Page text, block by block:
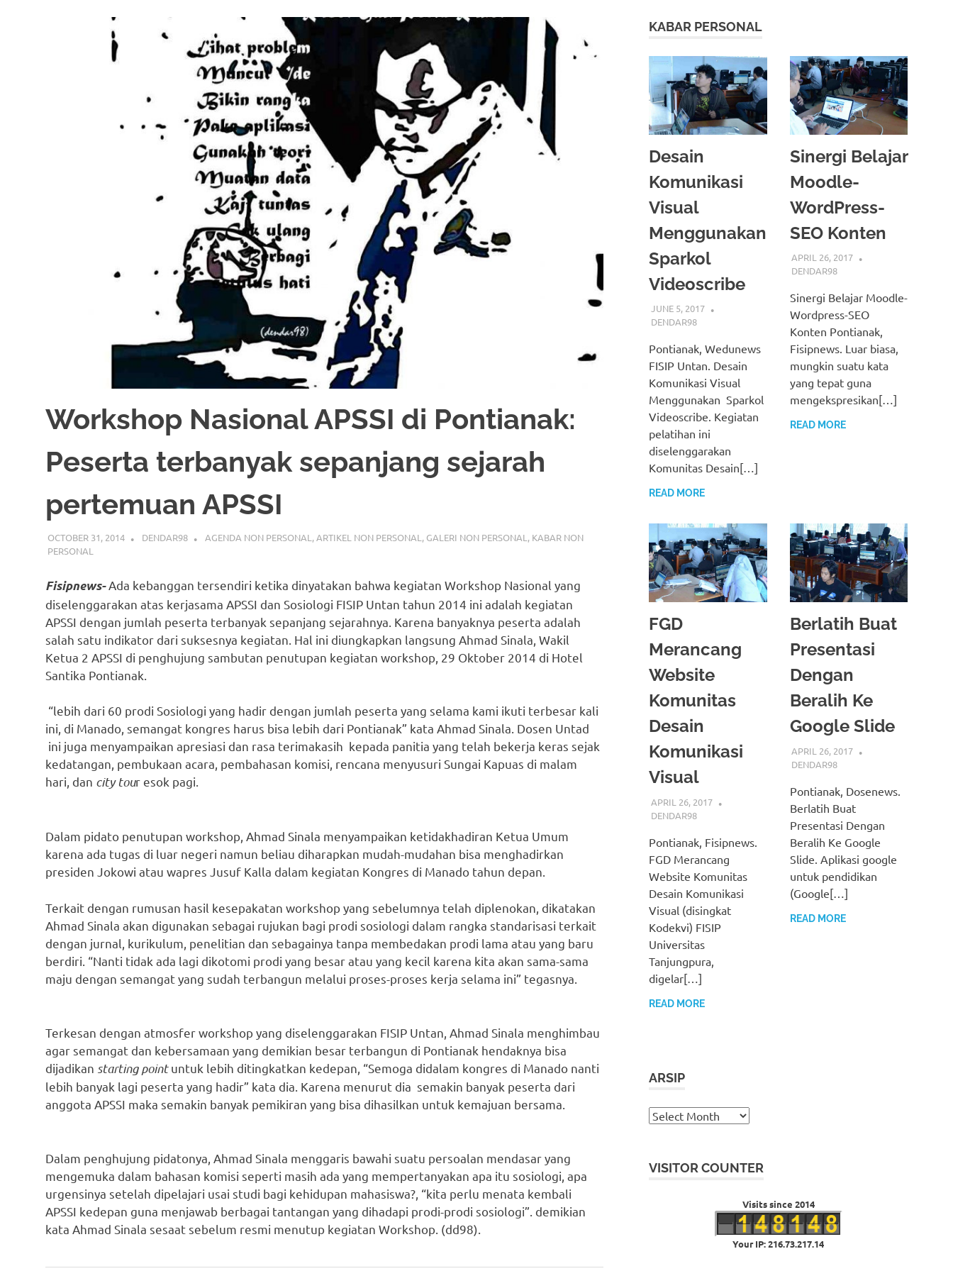
Workshop Nasional APSSI di Pontianak:
Peserta terbanyak sepanjang sejarah
pertemuan APSSI
OCTOBER 31, 2014 DENDAR98 AGENDA NON PERSONAL ,ARTIKEL NON PERSONAL , GALERI NON PERSONAL , KABAR NON
PERSONAL
Fisipnews-Ada kebanggan tersendiri ketika dinyatakan bahwa kegiatan Workshop Nasional yang
diselenggarakan atas kerjasama APSSI dan Sosiologi FISIP Untan tahun 2014 ini adalah kegiatan
APSSI dengan jumlah peserta terbanyak sepanjang sejarahnya. Karena banyaknya peserta adalah
salah satu indikator dari suksesnya kegiatan. Hal ini diungkapkan langsung Ahmad Sinala, Wakil
Ketua 2 APSSI di penghujung sambutan penutupan kegiatan workshop, 29 Oktober 2014 di Hotel
Santika Pontianak.
“lebih dari 60 prodi Sosiologi yang hadir dengan jumlah peserta yang selama kami ikuti terbesar kali
ini, di Manado, semangat kongres harus bisa lebih dari Pontianak” kata Ahmad Sinala. Dosen Untad
ini juga menyampaikan apresiasi dan rasa terimakasih kepada panitia yang telah bekerja keras sejak
kedatangan, pembukaan acara, pembahasan komisi, rencana menyusuri Sungai Kapuas di malam
hari, dan city tour esok pagi.
Dalam pidato penutupan workshop, Ahmad Sinala menyampaikan ketidakhadiran Ketua Umum
karena ada tugas di luar negeri namun beliau diharapkan mudah-mudahan bisa menghadirkan
presiden Jokowi atau wapres Jusuf Kalla dalam kegiatan Kongres di Manado tahun depan.
Terkait dengan rumusan hasil kesepakatan workshop yang sebelumnya telah diplenokan, dikatakan
Ahmad Sinala akan digunakan sebagai rujukan bagi prodi sosiologi dalam rangka standarisasi terkait
dengan jurnal, kurikulum, penelitian dan sebagainya tanpa membedakan prodi lama atau yang baru
berdiri. “Nanti tidak ada lagi dikotomi prodi yang besar atau yang kecil karena kita akan sama-sama
maju dengan semangat yang sudah terbangun melalui proses-proses kerja selama ini” tegasnya.
Terkesan dengan atmosfer workshop yang diselenggarakan FISIP Untan, Ahmad Sinala menghimbau
agar semangat dan kebersamaan yang demikian besar terbangun di Pontianak hendaknya bisa
dijadikan starting pointuntuk lebih ditingkatkan kedepan, “Semoga didalam kongres di Manado nanti
lebih banyak lagi peserta yang hadir” kata dia. Karena menurut dia semakin banyak peserta dari
anggota APSSI maka semakin banyak pemikiran yang bisa dihasilkan untuk kemajuan bersama.
Dalam penghujung pidatonya, Ahmad Sinala menggaris bawahi suatu persoalan mendasar yang
mengemuka dalam bahasan komisi seperti masih ada yang mempertanyakan apa itu sosiologi, apa
urgensinya setelah dipelajari usai studi bagi kehidupan mahasiswa?, “kita perlu menata kembali
APSSI kedepan guna menjawab berbagai tantangan yang dihadapi prodi-prodi sosiologi”. demikian
kata Ahmad Sinala sesaat sebelum resmi menutup kegiatan Workshop. (dd98).
KABAR PERSONAL
Desain
Komunikasi
Visual
Menggunakan
Sparkol
Videoscribe
JUNE 5, 2017
DENDAR98
Pontianak, Wedunews
FISIP Untan. Desain
Komunikasi Visual
Menggunakan Sparkol
Videoscribe. Kegiatan
pelatihan ini
diselenggarakan
Komunitas Desain[…]
READ MORE
Sinergi Belajar
Moodle-
WordPress-
SEO Konten
APRIL 26, 2017
DENDAR98
Sinergi Belajar Moodle-
Wordpress-SEO
Konten Pontianak,
Fisipnews. Luar biasa,
mungkin suatu kata
yang tepat guna
mengekspresikan[…]
READ MORE
FGD
Merancang
Website
Komunitas
Desain
Komunikasi
Visual
APRIL 26, 2017
DENDAR98
Pontianak, Fisipnews.
FGD Merancang
Website Komunitas
Desain Komunikasi
Visual (disingkat
Kodekvi) FISIP
Universitas
Tanjungpura,
digelar[…]
READ MORE
Berlatih Buat
Presentasi
Dengan
Beralih Ke
Google Slide
APRIL 26, 2017
DENDAR98
Pontianak, Dosenews.
Berlatih Buat
Presentasi Dengan
Beralih Ke Google
Slide. Aplikasi google
untuk pendidikan
(Google[…]
READ MORE
ARSIP
Arsip
VISITOR COUNTER
Visits since 2014
Your IP: 216.73.217.14